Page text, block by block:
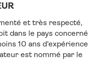
et très respecté,
dans le pays concerné
10 ans d’expérience
est nommé par le